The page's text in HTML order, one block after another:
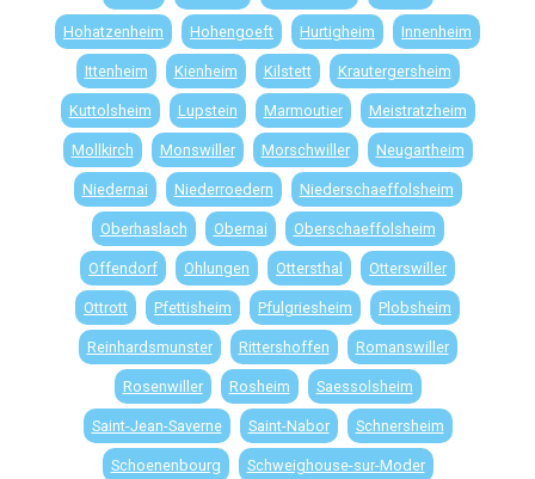
Hohatzenheim Hohengoeft Hurtigheim Innenheim
Ittenheim Kienheim Kilstett Krautergersheim
Kuttolsheim Lupstein Marmoutier Meistratzheim
Mollkirch Monswiller Morschwiller Neugartheim
Niedernai Niederroedern Niederschaeffolsheim
Oberhaslach Obernai Oberschaeffolsheim
Offendorf Ohlungen Ottersthal Otterswiller
Ottrott Pfettisheim Pfulgriesheim Plobsheim
Reinhardsmunster Rittershoffen Romanswiller
Rosenwiller Rosheim Saessolsheim
Saint-Jean-Saverne Saint-Nabor Schnersheim
Schoenenbourg Schweighouse-sur-Moder